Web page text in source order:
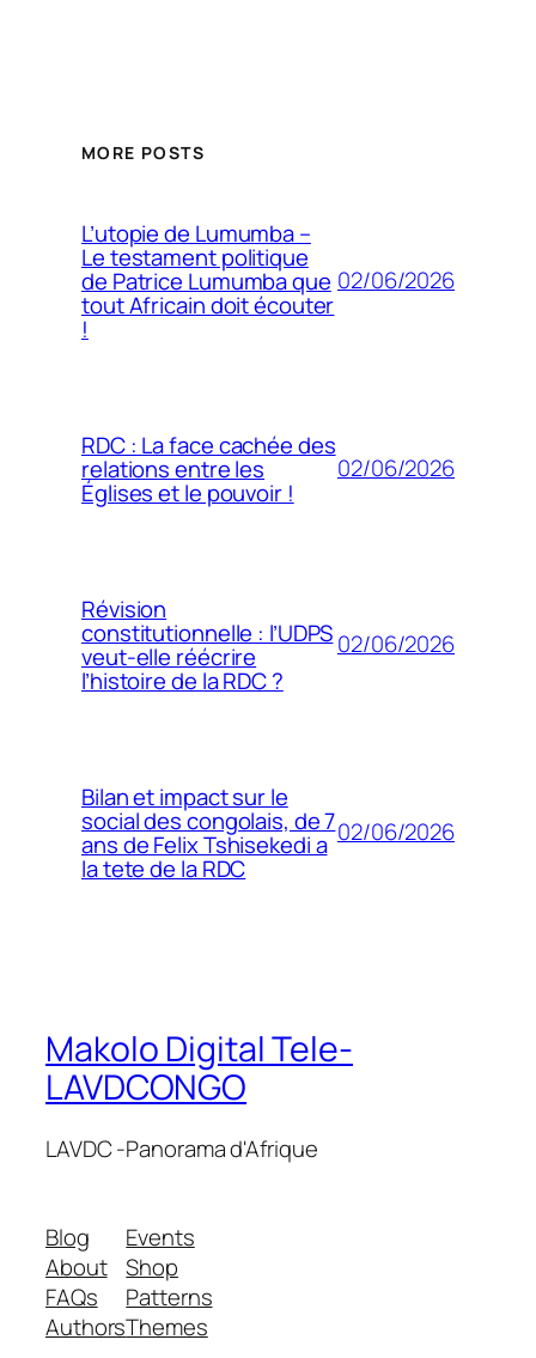
MORE POSTS
L’utopie de Lumumba –
Le testament politique
de Patrice Lumumba que
tout Africain doit écouter
!
02/06/2026
RDC : La face cachée des
relations entre les
Églises et le pouvoir !
02/06/2026
Révision
constitutionnelle : l’UDPS
veut-elle réécrire
l’histoire de la RDC ?
02/06/2026
Bilan et impact sur le
social des congolais, de 7
ans de Felix Tshisekedi a
la tete de la RDC
02/06/2026
Makolo Digital Tele-
LAVDCONGO
LAVDC -Panorama d'Afrique
Blog
About
FAQs
Authors
Events
Shop
Patterns
Themes